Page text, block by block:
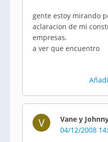
gente estoy mirando
aclaracion de mi
empresas.
a ver que encuentro
V
Vane y
04/12/2008